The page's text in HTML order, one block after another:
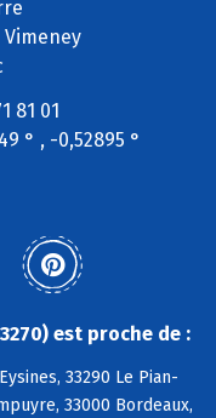
Vimeney
81 01
° , -0,52895 °
est proche de :
33290 Le Pian-
33000 Bordeaux,